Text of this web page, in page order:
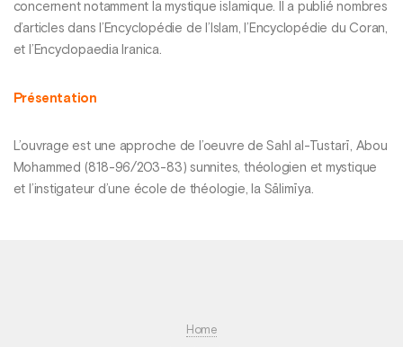
concernent notamment la mystique islamique. Il a publié nombres
d’articles dans l’Encyclopédie de l’Islam, l’Encyclopédie du Coran,
et l’Encyclopaedia Iranica.
Présentation
L’ouvrage est une approche de l’oeuvre de Sahl al-Tustarī, Abou
Mohammed (818-96/203-83) sunnites, théologien et mystique
et l’instigateur d’une école de théologie, la Sālimīya.
Home